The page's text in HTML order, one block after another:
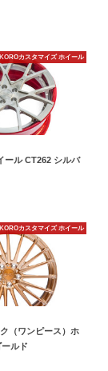
カスタマイズ ホイール
ール CT262 シルバ
カスタマイズ ホイール
（ワンピース）ホ
ルド